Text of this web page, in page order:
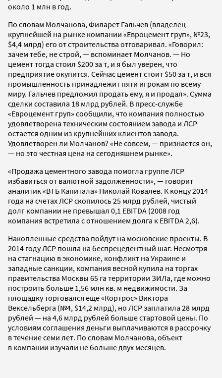
около 1 млн в год.
По словам Молчанова, Филарет Гальчев (владелец
крупнейшей на рынке компании «Евроцемент груп», №23,
$4,4 млрд) его от строительства отговаривал. «Говорил:
зачем тебе, не строй, — вспоминает Молчанов. — Но
цемент тогда стоил $200 за т, и я был уверен, что
предприятие окупится. Сейчас цемент стоит $50 за т, и вся
промышленность принадлежит пяти игрокам по всему
миру. Гальчев предложил продать ему, я и продал». Сумма
сделки составила 18 млрд рублей. В пресс-службе
«Евроцемент груп» сообщили, что компания полностью
удовлетворена техническим состоянием завода и ЛСР
остается одним из крупнейших клиентов завода.
Удовлетворен ли Молчанов? «Не совсем, — признается он,
— но это честная цена на сегодняшнем рынке».
«Продажа цементного завода помогла группе ЛСР
избавиться от валютной задолженности», — говорит
аналитик «ВТБ Капитала» Николай Ковалев. К концу 2014
года на счетах ЛСР скопилось 25 млрд рублей, чистый
долг компании не превышал 0,1 EBITDA (2008 год
компания встретила с отношением долга к EBITDA 2,6).
Накопленные средства пойдут на московские проекты. В
2014 году ЛСР пошла на беспрецедентный шаг. Несмотря
на стагнацию в экономике, конфликт на Украине и
западные санкции, компания весной купила на торгах
правительства Москвы 65 га территории ЗИЛа, где можно
построить больше 1,56 млн кв. м недвижимости. За
площадку торговался еще «Кортрос» Виктора
Вексельберга (№4, $14,2 млрд), но ЛСР заплатила 28 млрд
рублей — на 4,6 млрд рублей больше стартовой цены. По
условиям соглашения деньги выплачиваются в рассрочку
в течение семи лет. По словам Молчанова, объект
в компании изучали не больше двух месяцев.